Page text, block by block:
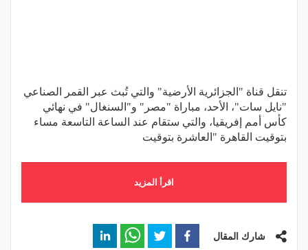
تنقل قناة "الجزائرية الأرضية" والتي تُبث عبر القمر الصناعي
"نايل سات"، الأحد، مباراة "مصر" و"السنغال" في نهائي
كأس أمم إفريقيا، والتي ستقام عند الساعة التاسعة مساء
بتوقيت القاهرة "العاشرة بتوقيت
اقرأ المزيد
شارك المقال